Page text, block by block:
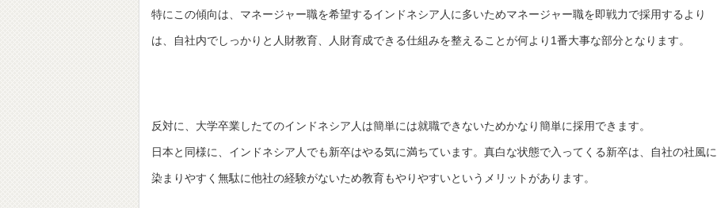
特にこの傾向は、マネージャー職を希望するインドネシア人に多いためマネージャー職を即戦力で採用するより
は、自社内でしっかりと人財教育、人財育成できる仕組みを整えることが何より1番大事な部分となります。
反対に、大学卒業したてのインドネシア人は簡単には就職できないためかなり簡単に採用できます。
日本と同様に、インドネシア人でも新卒はやる気に満ちています。真白な状態で入ってくる新卒は、自社の社風に
染まりやすく無駄に他社の経験がないため教育もやりやすいというメリットがあります。